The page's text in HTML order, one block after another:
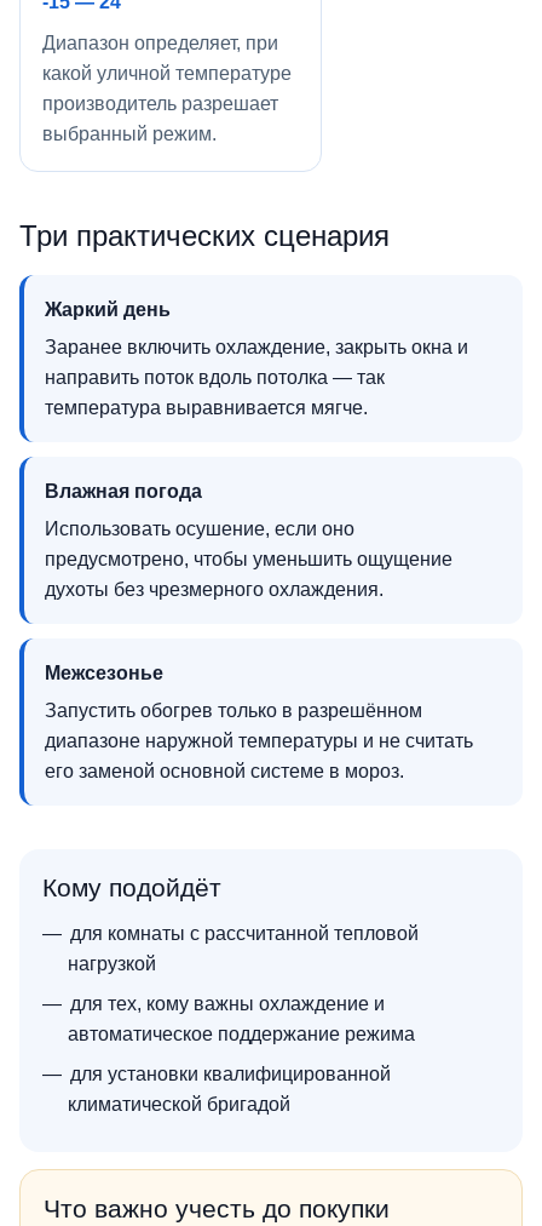
Диапазон определяет, при
какой уличной температуре
производитель разрешает
выбранный режим.
Три практических сценария
Жаркий день
Заранее включить охлаждение, закрыть окна и
направить поток вдоль потолка — так
температура выравнивается мягче.
Влажная погода
Использовать осушение, если оно
предусмотрено, чтобы уменьшить ощущение
духоты без чрезмерного охлаждения.
Межсезонье
Запустить обогрев только в разрешённом
диапазоне наружной температуры и не считать
его заменой основной системе в мороз.
Кому подойдёт
для комнаты с рассчитанной тепловой
нагрузкой
для тех, кому важны охлаждение и
автоматическое поддержание режима
для установки квалифицированной
климатической бригадой
Что важно учесть до покупки